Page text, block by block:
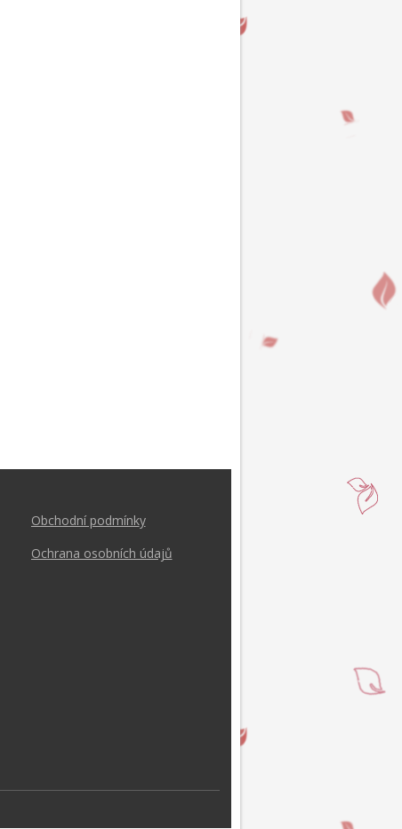
Obchodní podmínky
Ochrana osobních údajů